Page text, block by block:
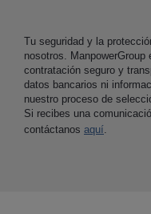
Tu seguridad y la
nosotros.
contratación seguro y
datos bancarios ni
nuestro proceso de
Si recibes una
contáctanos aquí